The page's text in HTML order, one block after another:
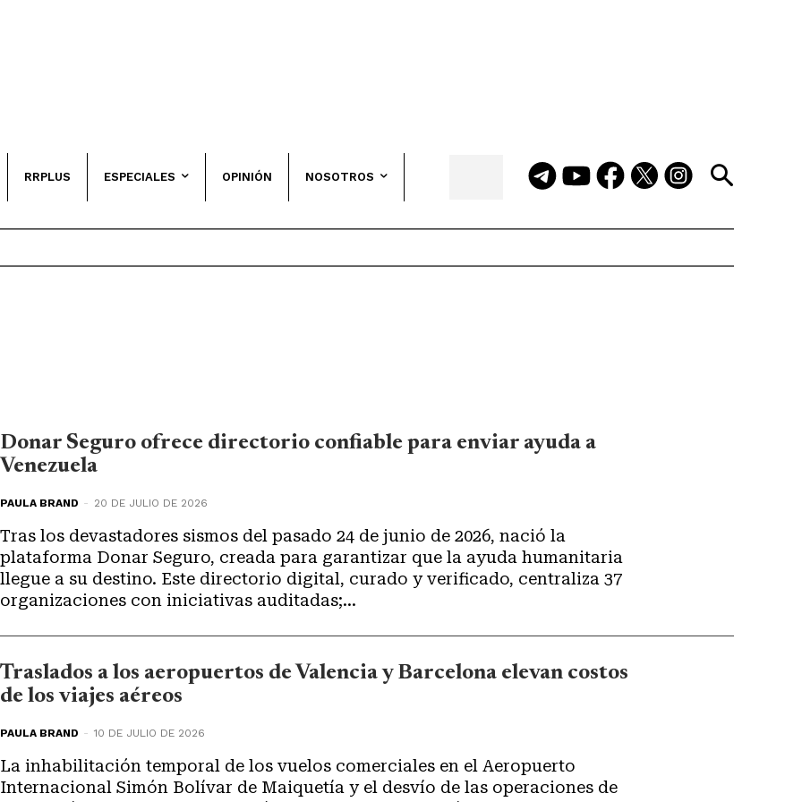
RRPLUS ESPECIALES OPINIÓN NOSOTROS
Donar Seguro ofrece directorio confiable para enviar ayuda a
Venezuela
PAULA BRAND - 20 DE JULIO DE 2026
Tras los devastadores sismos del pasado 24 de junio de 2026, nació la
plataforma Donar Seguro, creada para garantizar que la ayuda humanitaria
llegue a su destino. Este directorio digital, curado y verificado, centraliza 37
organizaciones con iniciativas auditadas;...
Traslados a los aeropuertos de Valencia y Barcelona elevan costos
de los viajes aéreos
PAULA BRAND - 10 DE JULIO DE 2026
La inhabilitación temporal de los vuelos comerciales en el Aeropuerto
Internacional Simón Bolívar de Maiquetía y el desvío de las operaciones de